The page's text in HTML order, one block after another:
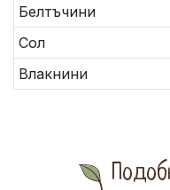
Белтъчини
Сол
Влакнини